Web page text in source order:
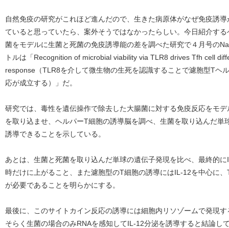
自然免疫の研究がこれほど進んだので、生きた病原体がなぜ免疫誘
ていると思っていたら、案外そうではなかったらしい。今日紹介す
菌をモデルに生菌と死菌の免疫誘導能の差を調べた研究で４月号の
トルは「Recognition of microbial viability via TLR8 drives Tfh cell
response（TLR8を介して微生物の生死を認識することで濾胞型Tヘ
応が成立する）」だ。
研究では、毒性を遺伝操作で除去した大腸菌に対する免疫反応をモ
を取り込ませ、ヘルパーT細胞の誘導脳を調べ、生菌を取り込んだ単
誘導できることを示している。
あとは、生菌と死菌を取り込んだ単球の遺伝子発現を比べ、最終的
時だけに上がること、また濾胞型のT細胞の誘導にはIL-12を中心に
が必要であることを明らかにする。
最後に、このサイトカイン反応の誘導には細胞内リソゾームで発現
そらく生菌の場合のみRNAを感知してIL-12分泌を誘導すると結論し